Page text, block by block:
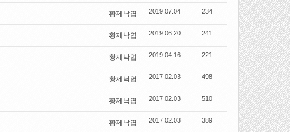
황제낙엽 2019.07.04 234
황제낙엽 2019.06.20 241
황제낙엽 2019.04.16 221
황제낙엽 2017.02.03 498
황제낙엽 2017.02.03 510
황제낙엽 2017.02.03 389